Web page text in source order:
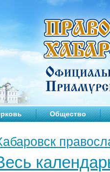
Общество